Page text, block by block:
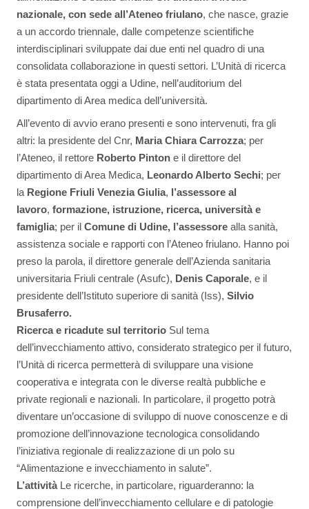
nazionale, con sede all’Ateneo friulano, che nasce, grazie
a un accordo triennale, dalle competenze scientifiche
interdisciplinari sviluppate dai due enti nel quadro di una
consolidata collaborazione in questi settori. L’Unità di ricerca
è stata presentata oggi a Udine, nell’auditorium del
dipartimento di Area medica dell’università.
All’evento di avvio erano presenti e sono intervenuti, fra gli
altri: la presidente del Cnr, Maria Chiara Carrozza; per
l’Ateneo, il rettore Roberto Pinton e il direttore del
dipartimento di Area Medica, Leonardo Alberto Sechi; per
la Regione Friuli Venezia Giulia, l’assessore al
lavoro, formazione, istruzione, ricerca, università e
famiglia; per il Comune di Udine, l’assessore alla sanità,
assistenza sociale e rapporti con l’Ateneo friulano. Hanno poi
preso la parola, il direttore generale dell’Azienda sanitaria
universitaria Friuli centrale (Asufc), Denis Caporale, e il
presidente dell’Istituto superiore di sanità (Iss), Silvio
Brusaferro.
Ricerca e ricadute sul territorio Sul tema
dell’invecchiamento attivo, considerato strategico per il futuro,
l’Unità di ricerca permetterà di sviluppare una visione
cooperativa e integrata con le diverse realtà pubbliche e
private regionali e nazionali. In particolare, il progetto potrà
diventare un’occasione di sviluppo di nuove conoscenze e di
promozione dell’innovazione tecnologica consolidando
l’iniziativa regionale di realizzazione di un polo su
“Alimentazione e invecchiamento in salute”.
L’attività Le ricerche, in particolare, riguarderanno: la
comprensione dell’invecchiamento cellulare e di patologie